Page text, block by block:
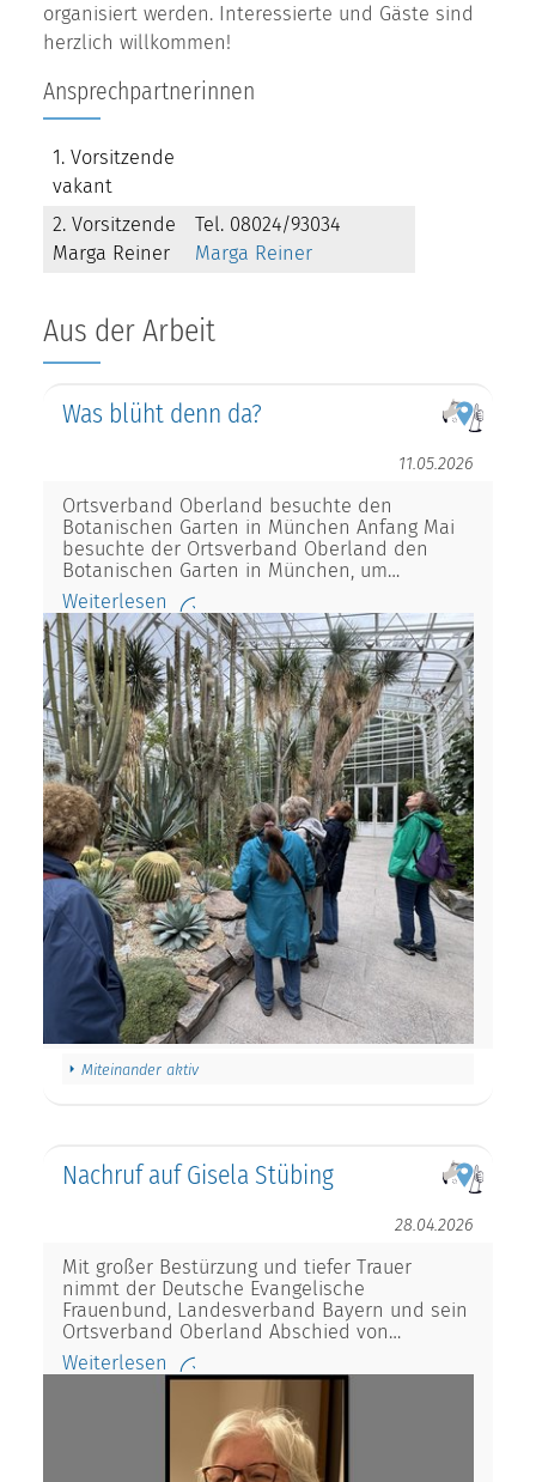
organisiert werden. Interessierte und Gäste sind
herzlich willkommen!
Ansprechpartnerinnen
1. Vorsitzende
vakant
2. Vorsitzende
Marga Reiner
Tel. 08024/93034
Marga Reiner
Aus der Arbeit
Was blüht denn da?
11.05.2026
Ortsverband Oberland besuchte den
Botanischen Garten in München Anfang Mai
besuchte der Ortsverband Oberland den
Botanischen Garten in München, um…
Weiterlesen
Miteinander aktiv
Nachruf auf Gisela Stübing
28.04.2026
Mit großer Bestürzung und tiefer Trauer
nimmt der Deutsche Evangelische
Frauenbund, Landesverband Bayern und sein
Ortsverband Oberland Abschied von…
Weiterlesen